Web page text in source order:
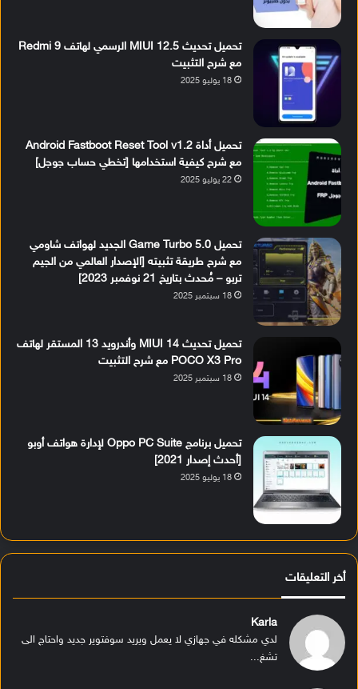
تحميل تحديث MIUI 12.5 الرسمي لهاتف Redmi 9
مع شرح التثبيت
18 يوليو 2025
تحميل أداة Android Fastboot Reset Tool v1.2
مع شرح كيفية استخدامها [تخطي حساب جوجل]
22 يوليو 2025
تحميل Game Turbo 5.0 الجديد لهواتف شاومي
مع شرح طريقة تثبيته [الإصدار العالمي من الجيم
تربو – مُحدث بتاريخ 21 نوفمبر 2023]
18 سبتمبر 2025
تحميل تحديث MIUI 14 وأندرويد 13 المستقر لهاتف
POCO X3 Pro مع شرح التثبيت
18 سبتمبر 2025
تحميل برنامج Oppo PC Suite لإدارة هواتف أوبو
[أحدث إصدار 2021]
18 يوليو 2025
أخر التعليقات
Karla
لدي مشكله في جهازي لا يعمل ويريد سوفتوير جديد واحتاج الى
تشغ...